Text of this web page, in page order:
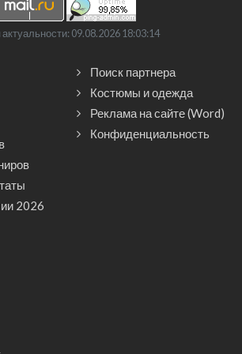
09.08.2026 18:03:14
2026
Поиск партнера
Костюмы и одежда
Реклама на сайте (Word)
Конфиденциальность